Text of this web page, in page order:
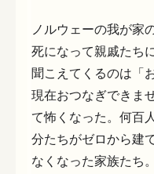
ノルウェーの我が家
死になって親戚たち
聞こえてくるのは「
現在おつなぎできま
て怖くなった。何百
分たちがゼロから建
なくなった家族たち